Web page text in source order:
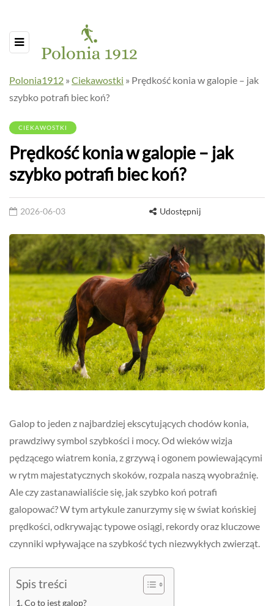
Polonia1912 » Ciekawostki » Prędkość konia w galopie – jak
szybko potrafi biec koń?
CIEKAWOSTKI
Prędkość konia w galopie – jak
szybko potrafi biec koń?
2026-06-03 Udostępnij
Galop to jeden z najbardziej ekscytujących chodów konia,
prawdziwy symbol szybkości i mocy. Od wieków wizja
pędzącego wiatrem konia, z grzywą i ogonem powiewającymi
w rytm majestatycznych skoków, rozpala naszą wyobraźnię.
Ale czy zastanawialiście się, jak szybko koń potrafi
galopować? W tym artykule zanurzymy się w świat końskiej
prędkości, odkrywając typowe osiągi, rekordy oraz kluczowe
czynniki wpływające na szybkość tych niezwykłych zwierząt.
Spis treści
Co to jest galop?